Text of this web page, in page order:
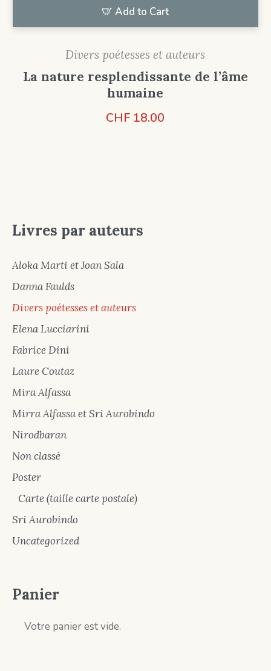
Add to Cart
Divers poétesses et auteurs
La nature resplendissante de l’âme
humaine
CHF 18.00
Livres par auteurs
Aloka Marti et Joan Sala
Danna Faulds
Divers poétesses et auteurs
Elena Lucciarini
Fabrice Dini
Laure Coutaz
Mira Alfassa
Mirra Alfassa et Sri Aurobindo
Nirodbaran
Non classé
Poster
Carte (taille carte postale)
Sri Aurobindo
Uncategorized
Panier
Votre panier est vide.